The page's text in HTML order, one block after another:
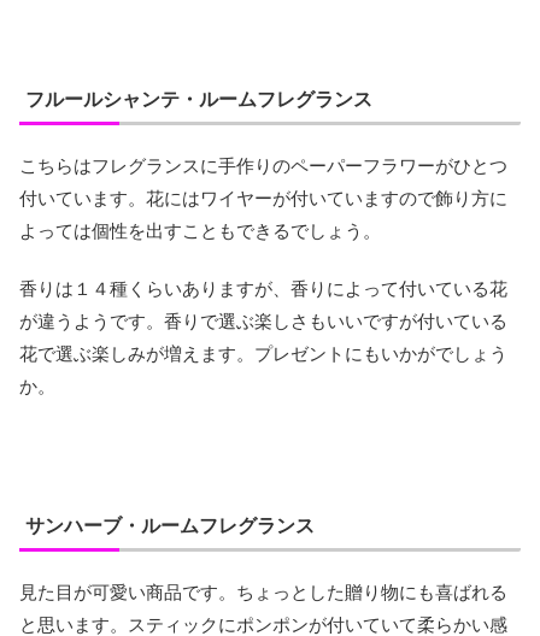
フルールシャンテ・ルームフレグランス
こちらはフレグランスに手作りのペーパーフラワーがひとつ
付いています。花にはワイヤーが付いていますので飾り方に
よっては個性を出すこともできるでしょう。
香りは１４種くらいありますが、香りによって付いている花
が違うようです。香りで選ぶ楽しさもいいですが付いている
花で選ぶ楽しみが増えます。プレゼントにもいかがでしょう
か。
サンハーブ・ルームフレグランス
見た目が可愛い商品です。ちょっとした贈り物にも喜ばれる
と思います。スティックにポンポンが付いていて柔らかい感